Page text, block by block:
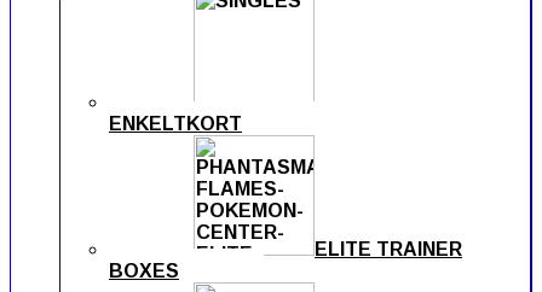
ENKELTKORT
ELITE TRAINER
BOXES